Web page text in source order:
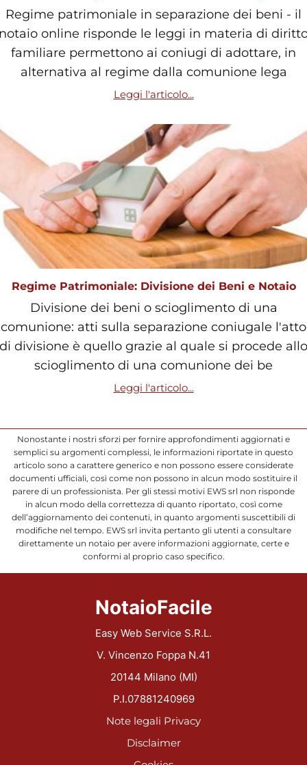
Regime patrimoniale in separazione dei beni - il
online risponde le leggi in materia di
familiare permettono ai coniugi di adottare, in
alternativa al regime dalla comunione lega
Leggi l'articolo...
Regime Patrimoniale: Divisione dei Beni e Notaio
Divisione dei beni o scioglimento di una
comunione: atti sulla separazione coniugale l'atto
di divisione è quello grazie al quale si procede allo
scioglimento di una comunione dei be
Leggi l'articolo...
Nonostante i nostri sforzi per fornire approfondimenti aggiornati e
semplici su argomenti complessi, le informazioni riportate in questo
articolo sono a carattere generico e non possono essere considerate
documenti ufficiali, così come non possono in alcun modo sostituire il
parere di un professionista. Per gli stessi motivi EWS srl non risponde
in alcun modo della correttezza di quanto riportato, così come
dell’aggiornamento dei contenuti, in quanto argomenti suscettibili di
modifiche nel tempo. EWS srl invita pertanto gli utenti a consultare
direttamente un notaio per avere informazioni aggiornate, certe e
conformi al proprio caso specifico.
NotaioFacile
Easy Web Service S.R.L.
V. Vincenzo Foppa N.41
20144 Milano (MI)
P.I.07881240969
Note legali Privacy
Disclaimer